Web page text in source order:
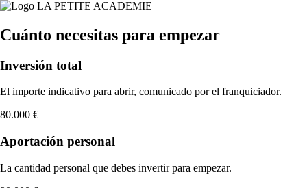
Cuánto necesitas para empezar
Inversión total
El importe indicativo para abrir, comunicado por el franquiciador.
80.000 €
Aportación personal
La cantidad personal que debes invertir para empezar.